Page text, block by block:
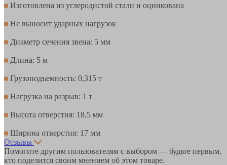
Изготовлена из углеродистой стали и оцинкована
Не выносит ударных нагрузок
Диаметр сечения звена: 5 мм
Длина: 5 м
Грузоподъемность: 0,315 т
Нагрузка на разрыв: 1 т
Высота отверстия: 18,5 мм
Ширина отверстия: 17 мм
Отзывы
Помогите другим пользователям с выбором — будьте первым,
кто поделится своим мнением об этом товаре.